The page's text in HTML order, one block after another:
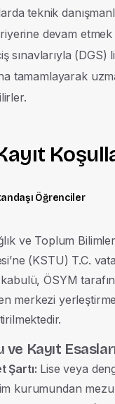
teknik
devam
sınavlarıyla (DGS)
tamamlayarak
ayıt Koşull
Öğrenciler
ve Toplum
(KSTU) T.C.
ÖSYM
merkezi
ve Kayıt
Şartı: Lise veya
kurumundan